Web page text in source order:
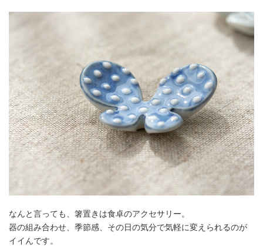
なんと言っても、箸置きは食卓のアクセサリー。
器の組み合わせ、季節感、その日の気分で気軽に変えられるのが
イイんです。